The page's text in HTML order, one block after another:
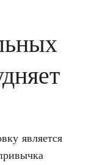
является